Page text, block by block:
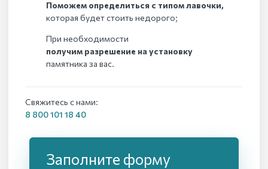
Поможем определиться с типом лавочки,
которая будет стоить недорого;
При необходимости
получим разрешение на установку
памятника за вас.
Свяжитесь с нами:
8 800 101 18 40
Заполните форму